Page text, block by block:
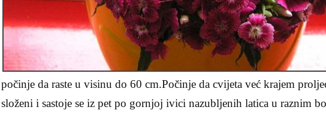
počinje da raste u visinu do 60 cm.Počinje da cvijeta već krajem
složeni i sastoje se iz pet po gornjoj ivici nazubljenih latica u raznim